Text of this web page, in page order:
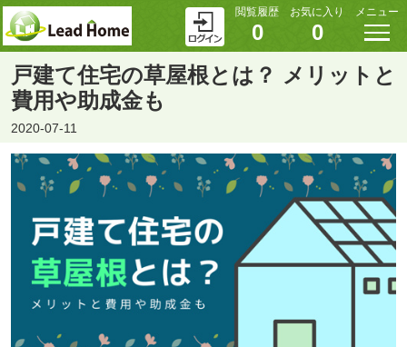
閲覧履歴
0
お気に入り
0
メニュー
戸建て住宅の草屋根とは？ メリットと
費用や助成金も
2020-07-11